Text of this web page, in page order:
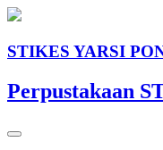
STIKES YARSI
Perpustakaan